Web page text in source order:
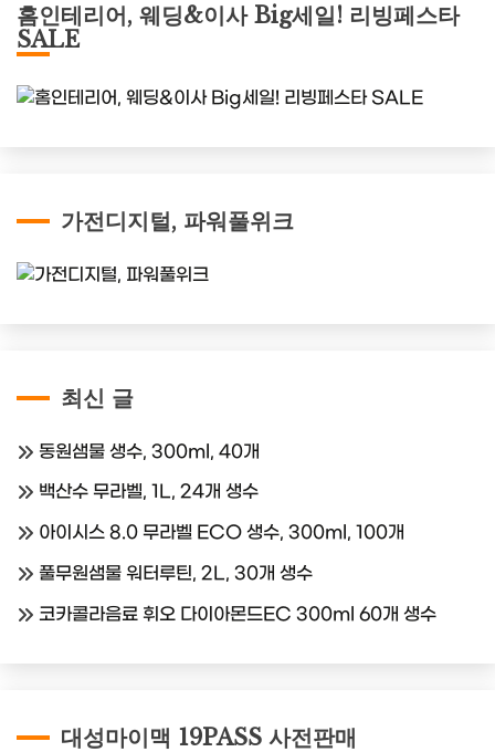
홈인테리어, 웨딩&이사 Big세일! 리빙페스타
SALE
가전디지털, 파워풀위크
최신 글
동원샘물 생수, 300ml, 40개
백산수 무라벨, 1L, 24개 생수
아이시스 8.0 무라벨 ECO 생수, 300ml, 100개
풀무원샘물 워터루틴, 2L, 30개 생수
코카콜라음료 휘오 다이아몬드EC 300ml 60개 생수
대성마이맥 19PASS 사전판매